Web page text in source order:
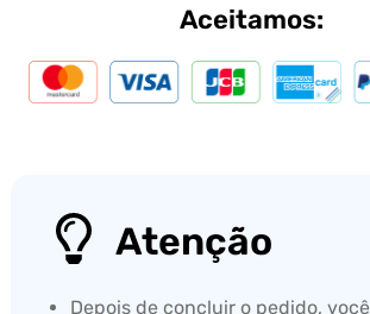
Aceitamos:
Atenção
Depois de concluir o pedido,